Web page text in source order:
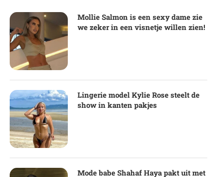
Mollie Salmon is een sexy dame zie
we zeker in een visnetje willen zien!
Lingerie model Kylie Rose steelt de
show in kanten pakjes
Mode babe Shahaf Haya pakt uit met